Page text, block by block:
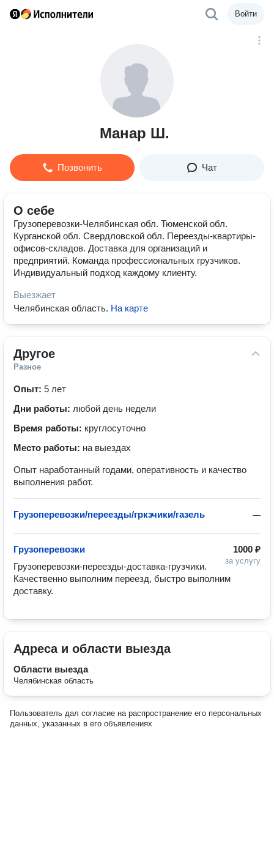
Войти
Манар Ш.
Позвонить Чат
О себе
Грузоперевозки-Челябинская обл. Тюменской обл.
Курганской обл. Свердловской обл. Переезды-квартиры-
офисов-складов. Доставка для организаций и
предприятий. Команда профессиональных грузчиков.
Индивидуальный подход каждому клиенту.
Выезжает
Челябинская область. На карте
Другое
Разное
Опыт: 5 лет
Дни работы: любой день недели
Время работы: круглосуточно
Место работы: на выездах
Опыт наработанный годами, оперативность и качество
выполнения работ.
—
Грузоперевозки/переезды/гркзчики/газель
1000 ₽
за услугу
Грузоперевозки
Грузоперевозки-переезды-доставка-грузчики.
Качественно выполним переезд, быстро выполним
доставку.
Адреса и области выезда
Области выезда
Челябинская область
Пользователь дал согласие на распространение его персональных
данных, указанных в его объявлениях